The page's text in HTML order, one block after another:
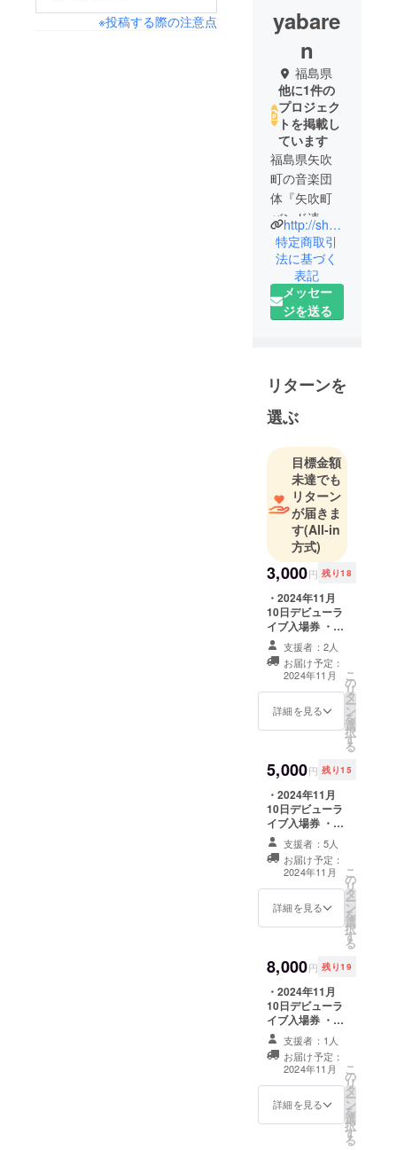
※投稿する際の注意点
yabare
n
福島県
他に1件の
プロジェク
トを掲載し
ています
福島県矢吹
町の音楽団
体『矢吹町
バンド連合
会』です。
音楽イベン
トの企画運
営を行いな
がら被災地
ます。
東日本大震
災による被
県北部地
震、常総市
堤防決壊、
熊本地震、
岩手県岩泉
町の台風被
害などの被
現地まで行
き活動して
きておりま
す。
当団体運営
ご当地アイ
GIRLS☆』
のメンバー
自らも被災
地に行き
支援活動を
行っており
ます。
http://shun-ran-girls.com/
特定商取引
法に基づく
表記
メッセー
ジを送る
リターンを
選ぶ
目標金額
未達でも
リターン
が届きま
す(All-in
方式)
3,000円 残り18
・2024年11月
10日デビューラ
イブ入場券 ・お
礼のメッセージ
※メッセージ・入
場券はメールに
て添付いたしま
す。 イベント
名：YABUKI
日時：2024年11
場所：矢吹町文
化センター 大
ホール ・時間：
10：30～18：
00（予定） ・支
援者様の交通費
や滞在費：支援
者様の交通費や
滞在費は各自で
い。 ・支援者様
との連絡方法：
支援者：2人
お届け予定：
2024年11月
詳細を見る
こ
の
リ
タ
ー
ン
を
選
択
す
る
5,000円 残り15
・2024年11月
10日デビューラ
イブ入場券 ・２
ショットチェキ
券１枚 ・お礼の
メッセージ ※
メッセージ・入
場券はメールに
て添付いたしま
日ご来場できな
い場合発送いた
しますのでお知
らせください。
イベント名：
YABUKI
MACHI-FES ・
日時：2024年11
月10日（日） ・
化センター 大
ホール ・時間：
支援者：5人
お届け予定：
2024年11月
詳細を見る
こ
の
リ
タ
ー
ン
を
選
択
す
る
8,000円 残り19
・2024年11月
10日デビューラ
イブ入場券 ・２
ショットチェキ
券１枚 ・お礼の
メッセージ ・サ
イン入り色紙 ・
お礼の動画（30
秒程度） ※メッ
支援者：1人
お届け予定：
2024年11月
詳細を見る
こ
の
リ
タ
ー
ン
を
選
択
す
る